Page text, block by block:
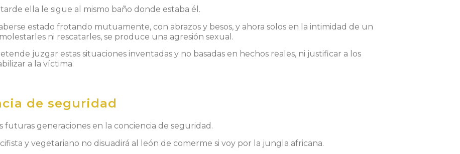
ella le sigue al mismo baño donde estaba él.
estado frotando mutuamente, con abrazos y besos, y ahora solos en la intimidad de un
ni rescatarles, se produce una agresión sexual.
juzgar estas situaciones inventadas y no basadas en hechos reales, ni justificar a los
a la víctima.
de seguridad
generaciones en la conciencia de seguridad.
y vegetariano no disuadirá al león de comerme si voy por la jungla africana.